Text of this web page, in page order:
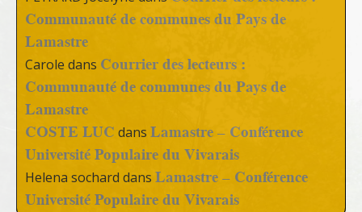
Communauté de communes du Pays de
Lamastre
Carole dans Courrier des lecteurs :
Communauté de communes du Pays de
Lamastre
COSTE LUC dans Lamastre – Conférence
Université Populaire du Vivarais
Helena sochard dans Lamastre – Conférence
Université Populaire du Vivarais